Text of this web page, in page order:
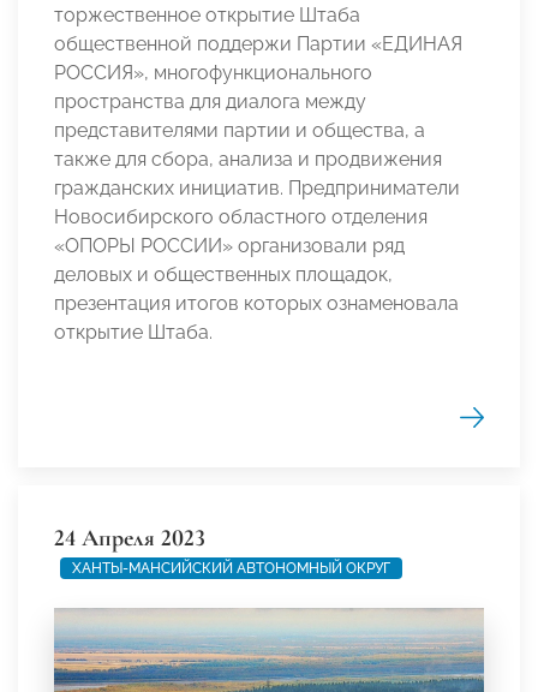
торжественное открытие Штаба
общественной поддержи Партии «ЕДИНАЯ
РОССИЯ», многофункционального
пространства для диалога между
представителями партии и общества, а
также для сбора, анализа и продвижения
гражданских инициатив. Предприниматели
Новосибирского областного отделения
«ОПОРЫ РОССИИ» организовали ряд
деловых и общественных площадок,
презентация итогов которых ознаменовала
открытие Штаба.
24 Апреля 2023
ХАНТЫ-МАНСИЙСКИЙ АВТОНОМНЫЙ ОКРУГ